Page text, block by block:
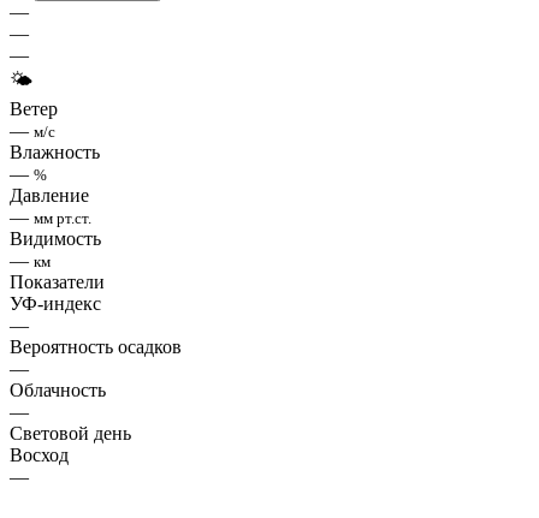
—
—
—
🌤
Ветер
— м/с
Влажность
— %
Давление
— мм рт.ст.
Видимость
— км
Показатели
УФ-индекс
—
Вероятность осадков
—
Облачность
—
Световой день
Восход
—